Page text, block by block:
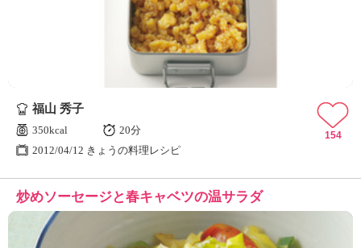
福山 秀子
350kcal
20分
2012/04/12 きょうの料理レシピ
154
炒めソーセージと春キャベツの温サラダ